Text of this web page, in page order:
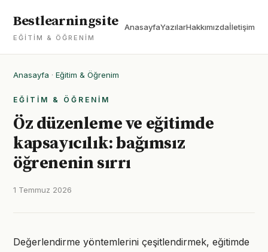
Bestlearningsite
EĞITIM & ÖĞRENIM
AnasayfaYazılarHakkımızdaİletişim
Anasayfa · Eğitim & Öğrenim
EĞITIM & ÖĞRENIM
Öz düzenleme ve eğitimde
kapsayıcılık: bağımsız
öğrenenin sırrı
1 Temmuz 2026
Değerlendirme yöntemlerini çeşitlendirmek, eğitimde